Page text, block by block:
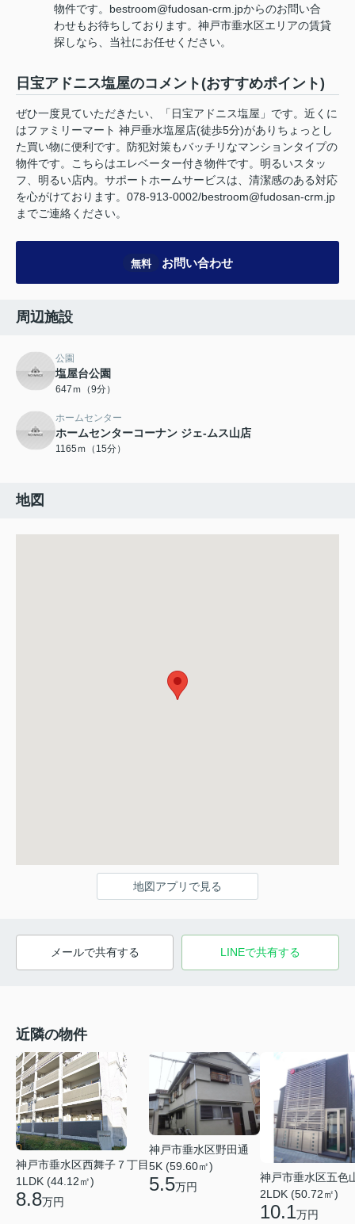
物件です。bestroom@fudosan-crm.jpからのお問い合
わせもお待ちしております。神戸市垂水区エリアの賃貸
探しなら、当社にお任せください。
日宝アドニス塩屋のコメント(おすすめポイント)
ぜひ一度見ていただきたい、「日宝アドニス塩屋」です。近くに
はファミリーマート 神戸垂水塩屋店(徒歩5分)がありちょっとし
た買い物に便利です。防犯対策もバッチリなマンションタイプの
物件です。こちらはエレベーター付き物件です。明るいスタッ
フ、明るい店内。サポートホームサービスは、清潔感のある対応
を心がけております。078-913-0002/bestroom@fudosan-crm.jp
までご連絡ください。
無料 お問い合わせ
周辺施設
公園
塩屋台公園
647ｍ（9分）
ホームセンター
ホームセンターコーナン ジェ-ムス山店
1165ｍ（15分）
地図
地図アプリで見る
メールで共有する LINEで共有する
近隣の物件
神戸市垂水区西舞子７丁目
1LDK (44.12㎡)
8.8万円
神戸市垂水区野田通
5K (59.60㎡)
5.5万円
神戸市垂水区五色
2LDK (50.72㎡)
10.1万円